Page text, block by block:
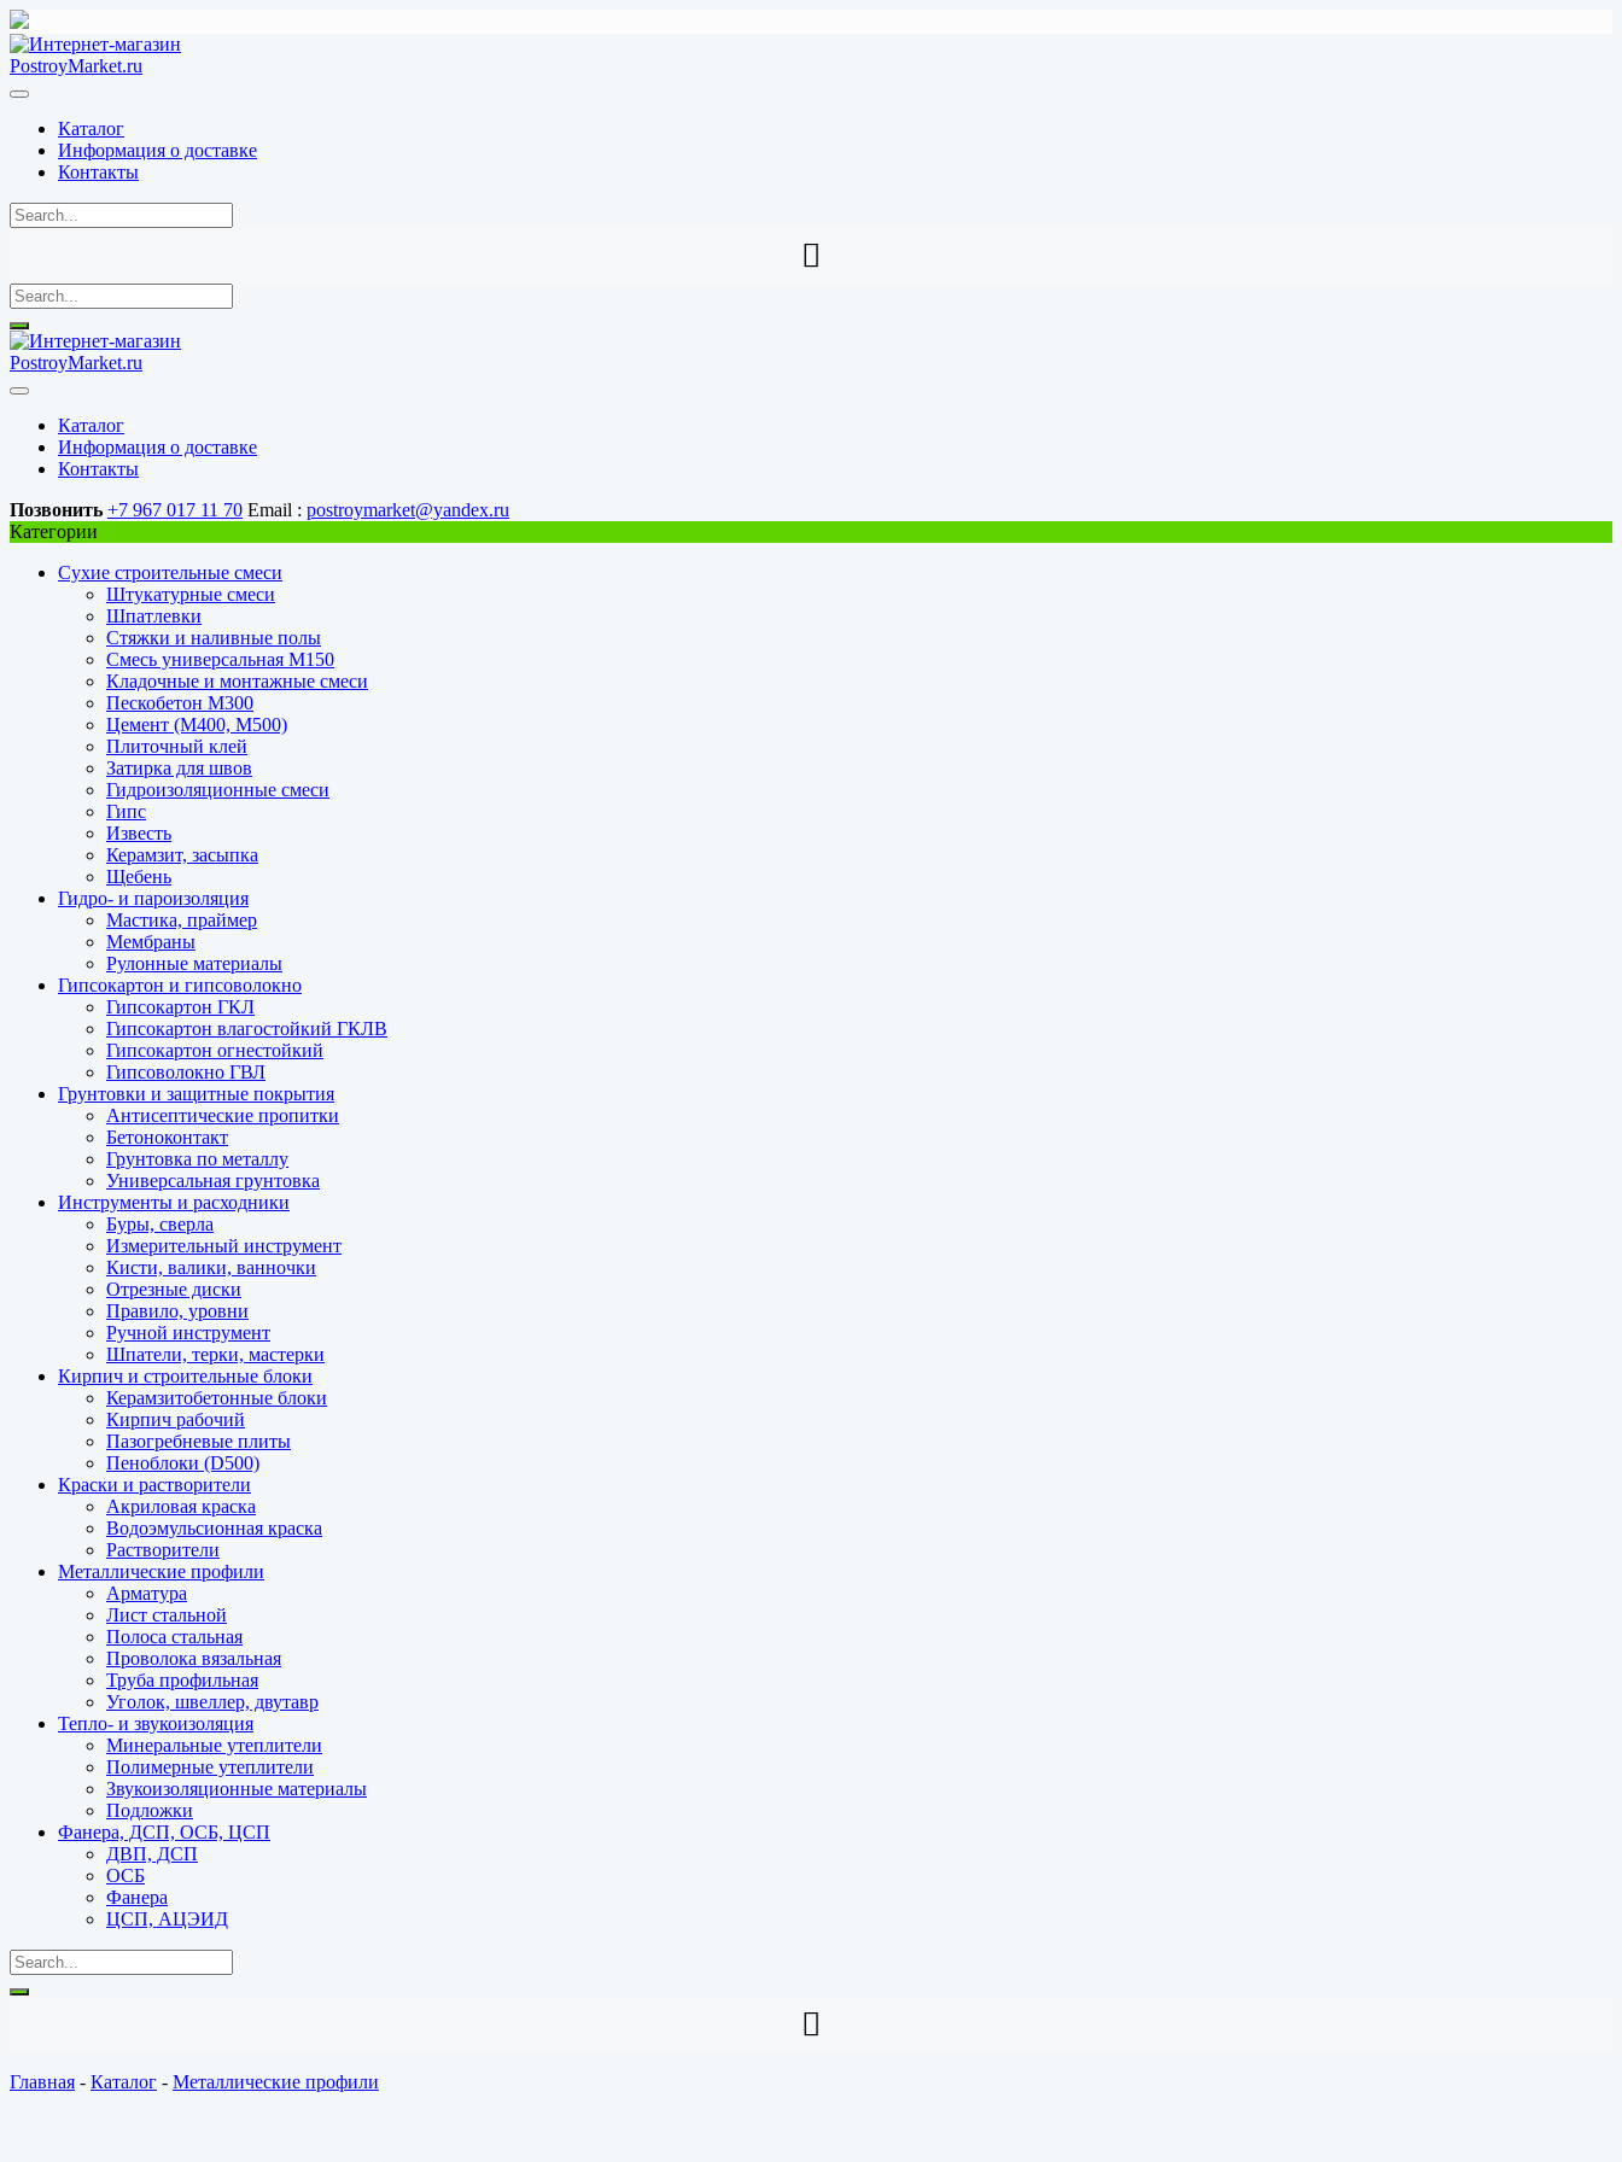
Перейти
к
содержимому
Каталог
Информация о доставке
Контакты
Каталог
Информация о доставке
Контакты
Позвонить +7 967 017 11 70 Email : postroymarket@yandex.ru
Категории
Сухие строительные смеси
Штукатурные смеси
Шпатлевки
Стяжки и наливные полы
Смесь универсальная М150
Кладочные и монтажные смеси
Пескобетон М300
Цемент (М400, М500)
Плиточный клей
Затирка для швов
Гидроизоляционные смеси
Гипс
Известь
Керамзит, засыпка
Щебень
Гидро- и пароизоляция
Мастика, праймер
Мембраны
Рулонные материалы
Гипсокартон и гипсоволокно
Гипсокартон ГКЛ
Гипсокартон влагостойкий ГКЛВ
Гипсокартон огнестойкий
Гипсоволокно ГВЛ
Грунтовки и защитные покрытия
Антисептические пропитки
Бетоноконтакт
Грунтовка по металлу
Универсальная грунтовка
Инструменты и расходники
Буры, сверла
Измерительный инструмент
Кисти, валики, ванночки
Отрезные диски
Правило, уровни
Ручной инструмент
Шпатели, терки, мастерки
Кирпич и строительные блоки
Керамзитобетонные блоки
Кирпич рабочий
Пазогребневые плиты
Пеноблоки (D500)
Краски и растворители
Акриловая краска
Водоэмульсионная краска
Растворители
Металлические профили
Арматура
Лист стальной
Полоса стальная
Проволока вязальная
Труба профильная
Уголок, швеллер, двутавр
Тепло- и звукоизоляция
Минеральные утеплители
Полимерные утеплители
Звукоизоляционные материалы
Подложки
Фанера, ДСП, ОСБ, ЦСП
ДВП, ДСП
ОСБ
Фанера
ЦСП, АЦЭИД
Главная - Каталог - Металлические профили